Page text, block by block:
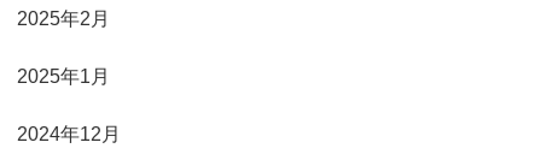
2025年2月
2025年1月
2024年12月